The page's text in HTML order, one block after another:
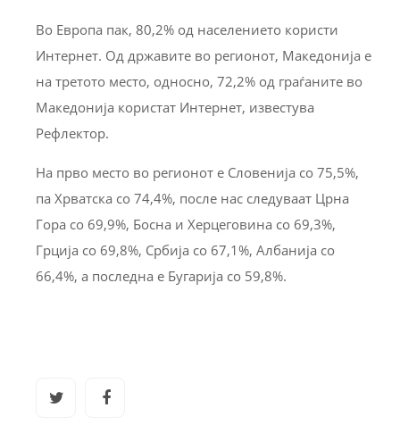
Во Европа пак, 80,2% од населението користи
Интернет. Од државите во регионот, Македонија е
на третото место, односно, 72,2% од граѓаните во
Македонија користат Интернет, известува
Рефлектор.
На прво место во регионот е Словенија со 75,5%,
па Хрватска со 74,4%, после нас следуваaт Црна
Гора со 69,9%, Босна и Херцеговина со 69,3%,
Грција со 69,8%, Србија со 67,1%, Албанија со
66,4%, а последна е Бугарија со 59,8%.